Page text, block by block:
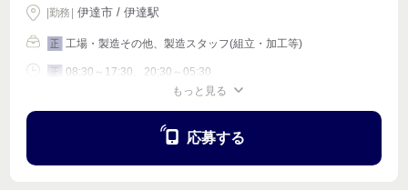
|勤務 伊達市 / 伊達駅
正 工場・製造その他、製造スタッフ(組立・加工等)
正 08:30～17:30、20:30～05:30
もっと見る
応募する